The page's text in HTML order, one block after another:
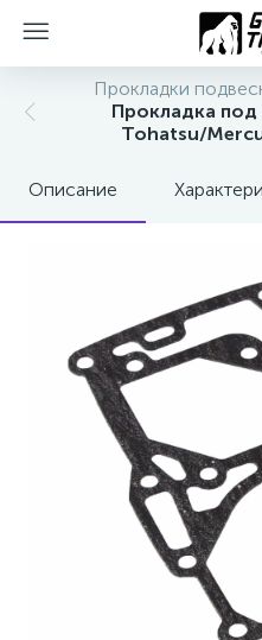
Прокладки
Прокладка под
Tohatsu/
Описание